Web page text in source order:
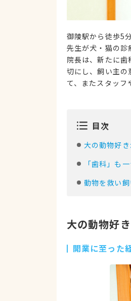
御陵駅から徒歩5
先生が犬・猫の診
院長は、新たに
切にし、飼い主の
て、またスタッフ
目次
大の動物好
「歯科」も
動物を救い
大の動物好
開業に至った